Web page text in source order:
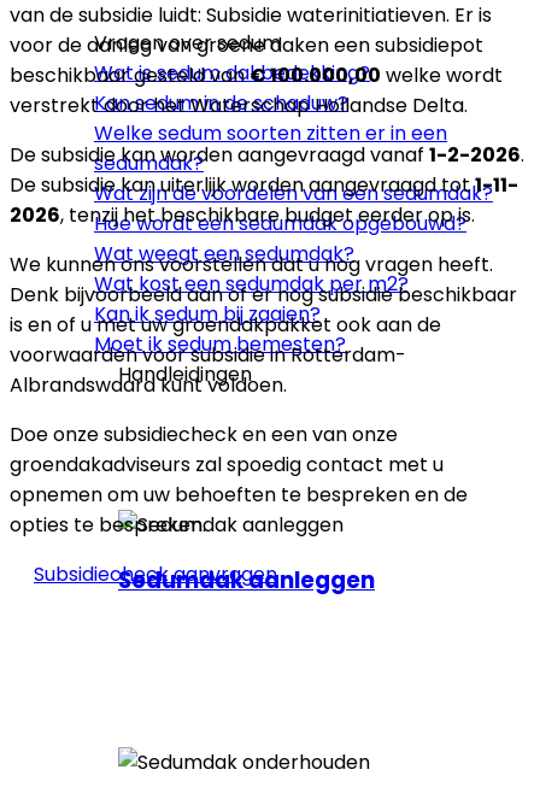
Vragen over sedum
Wat is sedum dakbedekking?
Kan sedum in de schaduw?
Welke sedum soorten zitten er in een
sedumdak?
Wat zijn de voordelen van een sedumdak?
Hoe wordt een sedumdak opgebouwd?
Wat weegt een sedumdak?
Wat kost een sedumdak per m2?
Kan ik sedum bij zaaien?
Moet ik sedum bemesten?
Handleidingen
Sedumdak aanleggen
van de subsidie luidt: Subsidie waterinitiatieven. Er is
voor de aanleg van groene daken een subsidiepot
beschikbaar gesteld van€ 100.000,00 welke wordt
verstrekt door het Waterschap Hollandse Delta.
De subsidie kan worden aangevraagd vanaf 1-2-2026.
De subsidie kan uiterlijk worden aangevraagd tot1-11-
2026, tenzij het beschikbare budget eerder op is.
We kunnen ons voorstellen dat u nog vragen heeft.
Denk bijvoorbeeld aan of er nog subsidie beschikbaar
is en of u met uw groendakpakket ook aan de
voorwaarden voor subsidie in Rotterdam-
Albrandswaard kunt voldoen.
Doe onze subsidiecheck en een van onze
groendakadviseurs zal spoedig contact met u
opnemen om uw behoeften te bespreken en de
opties te bespreken.
Subsidiecheck aanvragen